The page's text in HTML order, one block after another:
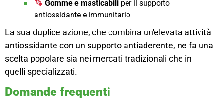
Gomme e masticabili per il supporto
antiossidante e immunitario
La sua duplice azione, che combina un'elevata attività
antiossidante con un supporto antiaderente, ne fa una
scelta popolare sia nei mercati tradizionali che in
quelli specializzati.
Domande frequenti